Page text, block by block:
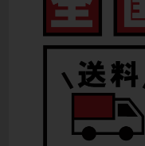
リアディレイラー
SHIMANO 105 電動Di2 R7150
SHIMANO 105 R7100/11-34T
ブレーキキャリパー
SHIMANO 105 R7170/油圧DISC